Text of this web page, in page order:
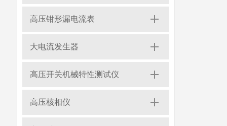
高压钳形漏电流表
大电流发生器
高压开关机械特性测试仪
高压核相仪